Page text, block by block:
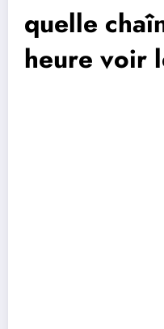
quelle
heure voir